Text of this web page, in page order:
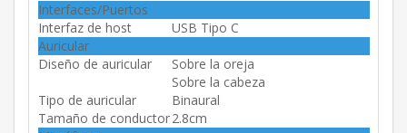
Interfaces/Puertos
Interfaz de host
USB Tipo C
Auricular
Diseño de auricular
Sobre la oreja
Sobre la cabeza
Tipo de auricular
Binaural
Tamaño de conductor2.8cm